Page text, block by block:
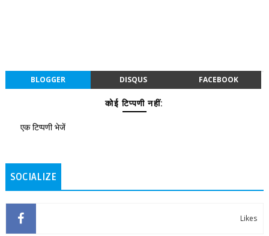
BLOGGER DISQUS FACEBOOK
कोई टिप्पणी नहीं:
एक टिप्पणी भेजें
SOCIALIZE
Likes